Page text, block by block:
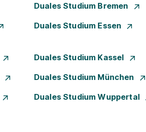
Duales Studium Bremen
Duales Studium Essen
Duales Studium Kassel
Duales Studium München
Duales Studium Wuppertal